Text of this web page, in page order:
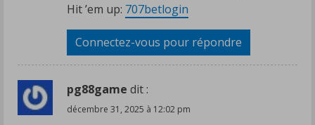
Hit ’em up: 707betlogin
Connectez-vous pour répondre
pg88game dit :
décembre 31, 2025 à 12:02 pm